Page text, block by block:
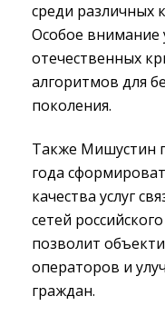
среди различных
Особое внимание
отечественных
алгоритмов для
поколения.
Также Мишустин
года
качества услуг
сетей
позволит
операторов и
граждан.